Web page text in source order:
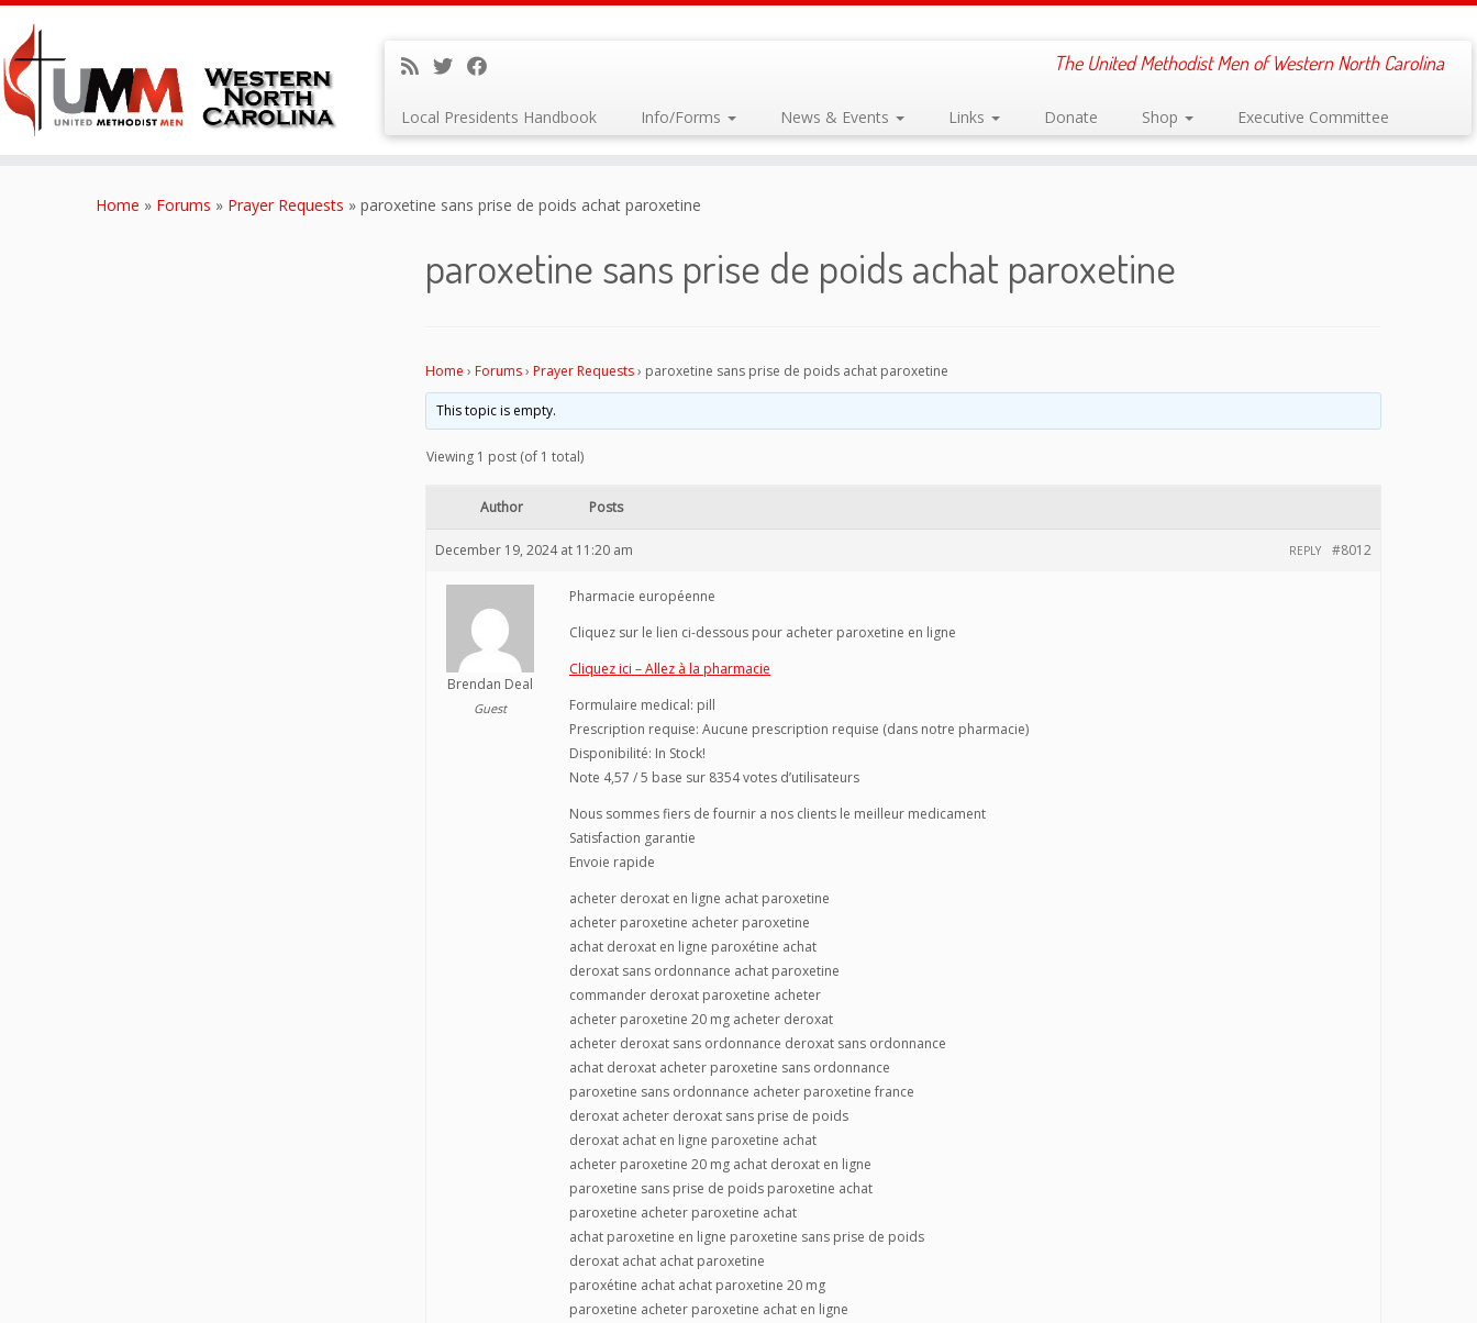
The United Methodist Men of Western North Carolina
Local Presidents Handbook Info/Forms News & Events Links Donate Shop Executive Committee
Home » Forums » Prayer Requests » paroxetine sans prise de poids achat paroxetine
paroxetine sans prise de poids achat paroxetine
Home › Forums› Prayer Requests› paroxetine sans prise de poids achat paroxetine
This topic is empty.
Viewing 1 post (of 1 total)
Author Posts
December 19, 2024 at 11:20 am #8012
REPLY
Brendan Deal
Guest
Pharmacie européenne
Cliquez sur le lien ci-dessous pour acheter paroxetine en ligne
Cliquez ici – Allez à la pharmacie
Formulaire medical: pill
Prescription requise: Aucune prescription requise (dans notre pharmacie)
Disponibilité: In Stock!
Note 4,57 / 5 base sur 8354 votes d’utilisateurs
Nous sommes fiers de fournir a nos clients le meilleur medicament
Satisfaction garantie
Envoie rapide
acheter deroxat en ligne achat paroxetine
acheter paroxetine acheter paroxetine
achat deroxat en ligne paroxétine achat
deroxat sans ordonnance achat paroxetine
commander deroxat paroxetine acheter
acheter paroxetine 20 mg acheter deroxat
acheter deroxat sans ordonnance deroxat sans ordonnance
achat deroxat acheter paroxetine sans ordonnance
paroxetine sans ordonnance acheter paroxetine france
deroxat acheter deroxat sans prise de poids
deroxat achat en ligne paroxetine achat
acheter paroxetine 20 mg achat deroxat en ligne
paroxetine sans prise de poids paroxetine achat
paroxetine acheter paroxetine achat
achat paroxetine en ligne paroxetine sans prise de poids
deroxat achat achat paroxetine
paroxétine achat achat paroxetine 20 mg
paroxetine acheter paroxetine achat en ligne